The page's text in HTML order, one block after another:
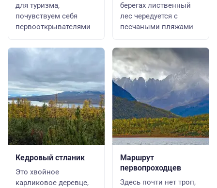
для туризма,
почувствуем себя
первооткрывателями
Кедровый стланик
Это хвойное
карликовое деревце,
берегах лиственный
лес чередуется с
песчаными пляжами
Маршрут
первопроходцев
Здесь почти нет троп,